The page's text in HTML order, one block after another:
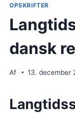
OPSKRIFTER
dansk
Af 13. december